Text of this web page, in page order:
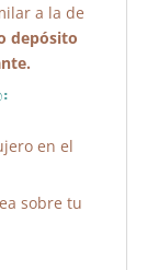
a la de
depósito
en el
sobre tu